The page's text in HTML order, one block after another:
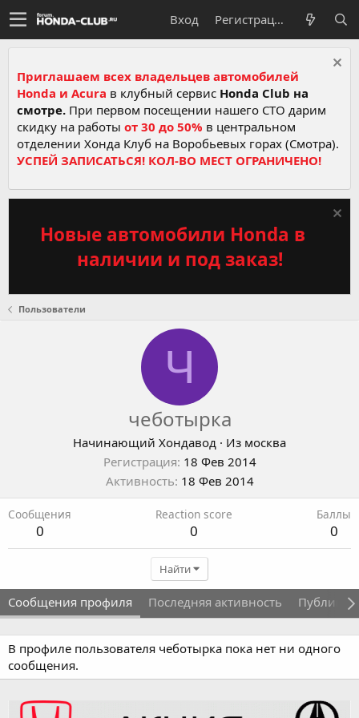
Вход Регистрация
Приглашаем всех владельцев автомобилей
Honda и Acura в клубный сервис Honda Club на
смотре. При первом посещении нашего СТО дарим
скидку на работы от 30 до 50% в центральном
отделении Хонда Клуб на Воробьевых горах (Смотра).
УСПЕЙ ЗАПИСАТЬСЯ! КОЛ-ВО МЕСТ ОГРАНИЧЕНО!
Новые автомобили Honda в
наличии и под заказ!
Пользователи
Ч
чеботырка
Начинающий Хондавод · Из москва
Регистрация 18 Фев 2014
Активность 18 Фев 2014
Сообщения
0
Reaction score
0
Баллы
0
Найти
Сообщения профиля Последняя активность
В профиле пользователя чеботырка пока нет ни одного
сообщения.